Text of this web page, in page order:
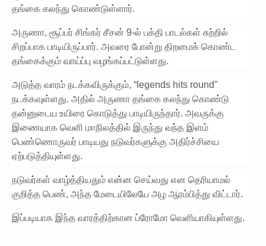
தங்கை கலந்து கொண்டுள்ளார்.
அருணா, சூப்பர் சிங்கர் சீசன் 9-ல் பக்தி பாடல்கள் சுற்றில்
சிறப்பாக பாடியிருப்பார். அவரை போன்று திறமைக் கொண்ட
தங்கைக்கும் வாய்ப்பு வழங்கப்பட்டுள்ளது.
அடுத்த வாரம் நடக்கவிருக்கும், “legends hits round"
நடக்கவுள்ளது. அதில் அருணா தங்கை கலந்து கொண்டு
தன்னுடைய உயிரை கொடுத்து பாடியிருந்தார். அவருக்கு
இணையாக வெளி மாநிலத்தில் இருந்து வந்த இளம்
பெண்ணொருவர் பாடியது நடுவர்களுக்கு அதிர்ச்சியை
ஏற்படுத்தியுள்ளது.
நடுவர்கள் வாழ்த்தியதும் என்ன செய்வது என தெரியாமல்
குறித்த பெண், அந்த மேடையிலேயே அழ ஆரம்பித்து விட்டார்.
இப்படியாக இந்த வாரத்திற்கான ப்ரோமோ வெளியாகியுள்ளது.